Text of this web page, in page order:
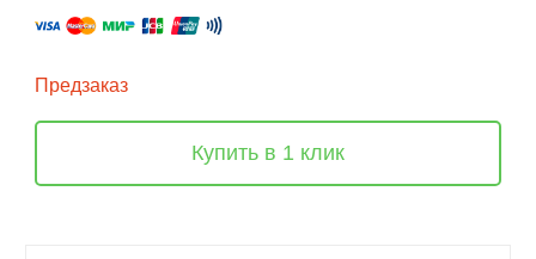
Предзаказ
Купить в 1 клик